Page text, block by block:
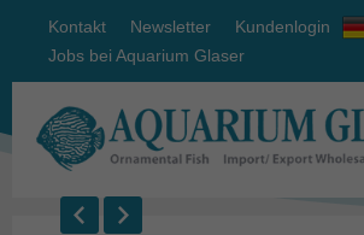
Kontakt Newsletter
Kundenlogin
Jobs bei Aquarium Glaser